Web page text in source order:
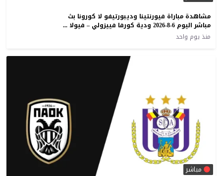
مشاهدة مباراة فيورنتينا وديبورتيفو لا كورونا بث
مباشر اليوم 6-8-2026 ودية كورفا فييزولي – فيولا بارك
منذ يوم واحد
مباشر